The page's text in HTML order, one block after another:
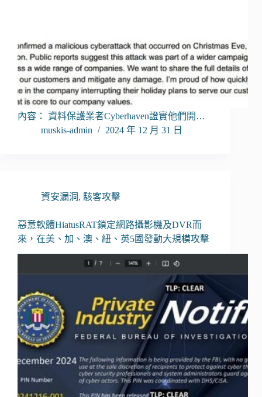
內容： 資料保護業者Cyberhaven證實他們開…
muskis-admin
2024 年 12 月 31 日
資安漏洞 , 駭客攻擊
惡意軟體HiatusRAT鎖定網路攝影機及DVR而
來，在美、加、澳、紐、英5國發動大規模攻擊